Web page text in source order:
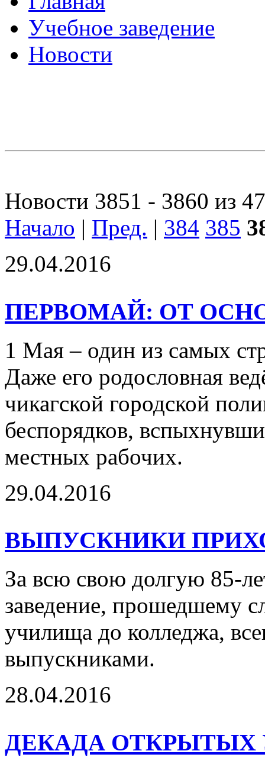
Учебное заведение
Новости
Новости 3851 - 3860 из
Начало | Пред. | 384 385
29.04.2016
ПЕРВОМАЙ: ОТ
1 Мая – один из самых
Даже его родословная
чикагской городской
беспорядков,
местных рабочих.
29.04.2016
ВЫПУСКНИКИ
За всю свою долгую 85-
заведение, прошедшему
училища до колледжа,
выпускниками.
28.04.2016
ДЕКАДА ОТКРЫТЫХ